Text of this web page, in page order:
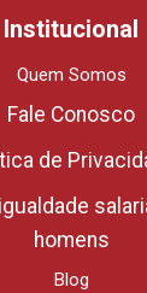
Institucional
Quem Somos
Fale Conosco
de
homens
Blog